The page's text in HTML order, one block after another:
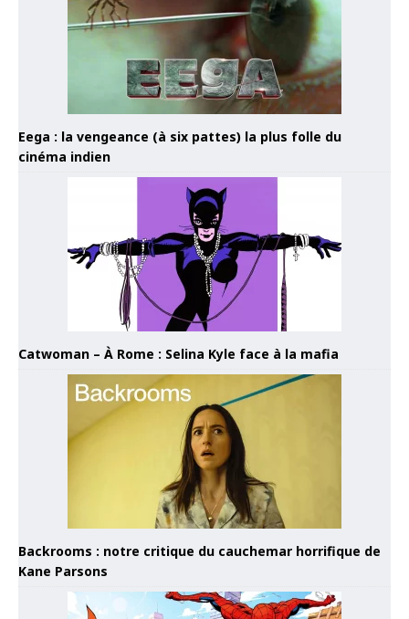
Eega : la vengeance (à six pattes) la plus folle du
cinéma indien
Catwoman – À Rome : Selina Kyle face à la mafia
Backrooms : notre critique du cauchemar horrifique de
Kane Parsons